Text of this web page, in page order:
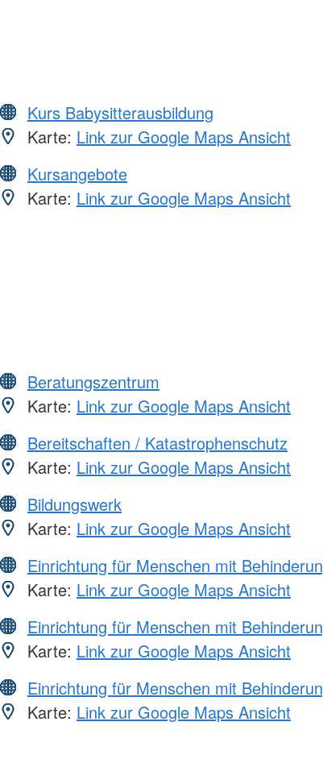
Kurs Babysitterausbildung
Karte: Link zur Google Maps Ansicht
Kursangebote
Karte: Link zur Google Maps Ansicht
Beratungszentrum
Karte: Link zur Google Maps Ansicht
Bereitschaften / Katastrophenschutz
Karte: Link zur Google Maps Ansicht
Bildungswerk
Karte: Link zur Google Maps Ansicht
Einrichtung für Menschen mit
Karte: Link zur Google Maps Ansicht
Einrichtung für Menschen mit
Karte: Link zur Google Maps Ansicht
Einrichtung für Menschen mit
Karte: Link zur Google Maps Ansicht